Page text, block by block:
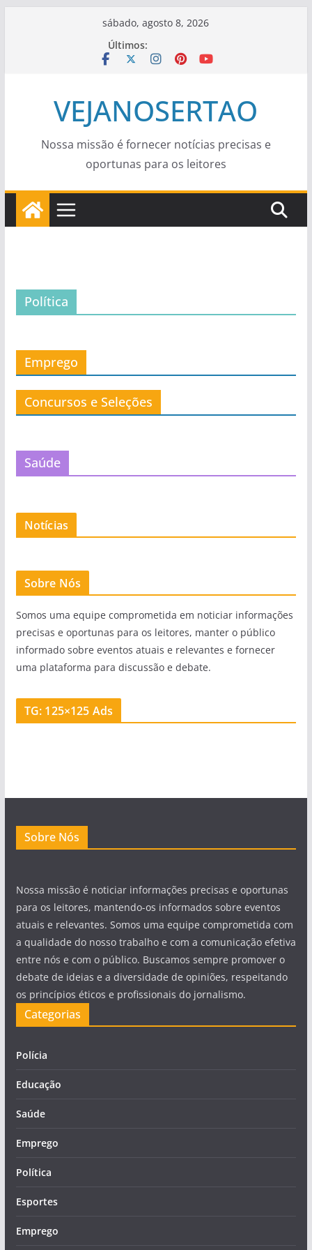
sábado, agosto 8, 2026
Últimos:
VEJANOSERTAO
Nossa missão é fornecer notícias precisas e
oportunas para os leitores
Política
Emprego
Concursos e Seleções
Saúde
Notícias
Sobre Nós
Somos uma equipe comprometida em noticiar informações
precisas e oportunas para os leitores, manter o público
informado sobre eventos atuais e relevantes e fornecer
uma plataforma para discussão e debate.
TG: 125×125 Ads
Sobre Nós
Nossa missão é noticiar informações precisas e oportunas
para os leitores, mantendo-os informados sobre eventos
atuais e relevantes. Somos uma equipe comprometida com
a qualidade do nosso trabalho e com a comunicação efetiva
entre nós e com o público. Buscamos sempre promover o
debate de ideias e a diversidade de opiniões, respeitando
os princípios éticos e profissionais do jornalismo.
Categorias
Polícia
Educação
Saúde
Emprego
Política
Esportes
Emprego